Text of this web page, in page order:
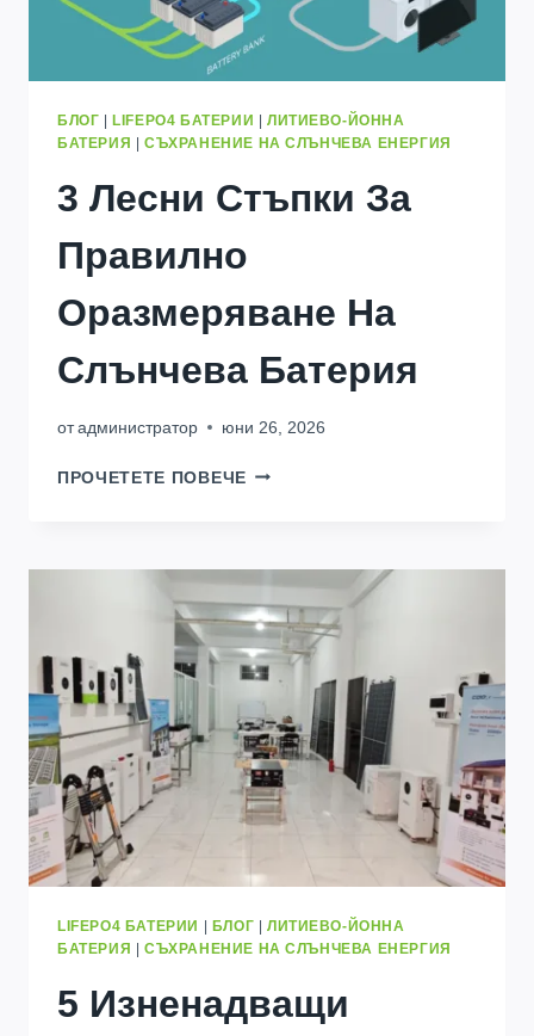
БЛОГ LIFEPO4 БАТЕРИИ
ЛИТИЕВО-ЙОННА
БАТЕРИЯ
СЪХРАНЕНИЕ НА СЛЪНЧЕВА ЕНЕРГИЯ
3 Лесни Стъпки За
Правилно
Оразмеряване На
Слънчева Батерия
от администратор юни 26, 2026
ПРОЧЕТЕТЕ ПОВЕЧЕ3
ПРАВИЛНО
ОРАЗМЕРЯВАНЕ
НА
СЛЪНЧЕВА
БАТЕРИЯ
LIFEPO4 БАТЕРИИ БЛОГ
ЛИТИЕВО-ЙОННА
БАТЕРИЯ
СЪХРАНЕНИЕ НА СЛЪНЧЕВА ЕНЕРГИЯ
5 Изненадващи